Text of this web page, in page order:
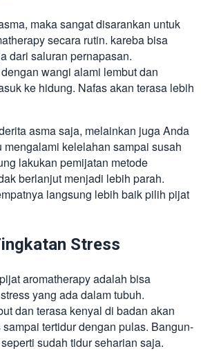
maka sangat disarankan untuk
secara rutin. kareba bisa
dari saluran pernapasan.
wangi alami lembut dan
ke hidung. Nafas akan terasa lebih
asma saja, melainkan juga Anda
mengalami kelelahan sampai susah
lakukan pemijatan metode
berlanjut menjadi lebih parah.
langsung lebih baik pilih pijat
Stress
aromatherapy adalah bisa
yang ada dalam tubuh.
dan terasa kenyal di badan akan
tertidur dengan pulas. Bangun-
sudah tidur seharian saja.